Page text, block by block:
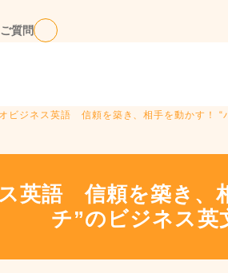
質問
ビジネス英語 信頼を築き、相手を動かす！ “
英語 信頼を築き、
チ”のビジネス英